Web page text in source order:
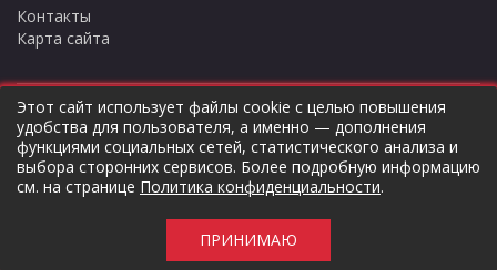
Контакты
Карта сайта
ВНИМАНИЕ ! Совершая любые действия на сайте
thermostock.ru вы соглашаетесь с"Политикой
конфиденциальности", в противном случае рекомендуем
покинуть данный сайт. Цены и информация представлена на
ТермоСток - все для отопления и водоснабжения © 2026
Этот сайт использует файлы cookie с целью повышения
удобства для пользователя, а именно — дополнения
функциями социальных сетей, статистического анализа и
выбора сторонних сервисов. Более подробную информацию
см. на странице Политика конфиденциальности.
ПРИНИМАЮ